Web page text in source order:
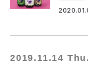
2019.11.14 Thu.